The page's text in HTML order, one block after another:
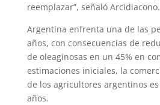
reemplazar”, señaló Arcidiacono.
Argentina enfrenta una de las
años, con consecuencias de
de oleaginosas en un 45% en
estimaciones iniciales, la
de los agricultores argentinos
años.